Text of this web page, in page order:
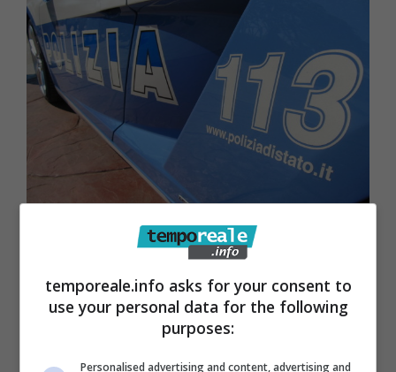
Cassino / Violenza e minacce alla
moglie, anche davanti al figlio di due
anni: denunciato un uomo
temporeale.info asks for your consent to
use your personal data for the following
purposes:
Personalised advertising and content, advertising and